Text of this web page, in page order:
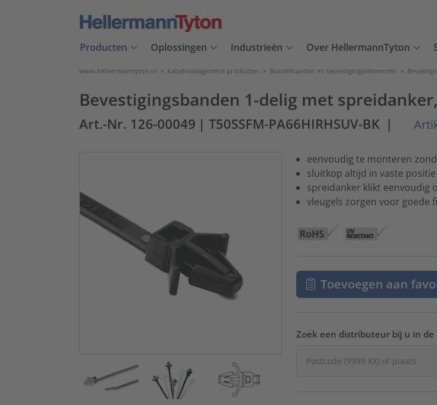
Producten Oplossingen Industrieën Over HellermannTyton
www.hellermanntyton.nl > Kabelmanagement producten > Bundelbanden en bevestigingselementen >
Bevestigingsbanden 1-delig met
Art.-Nr. 126-00049 | T50SSFM-PA66HIRHSUV-BK |
eenvoudig te monteren
sluitkop altijd in vaste positie
spreidanker klikt eenvoudig
vleugels zorgen voor goede
Toevoegen aan
Zoek een distributeur bij u in